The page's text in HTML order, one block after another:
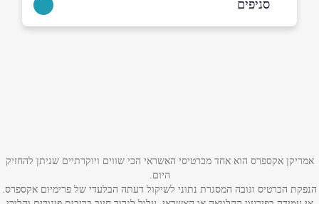
אימייל *
סניפים
אמריקן אקספרס הוא אחד מכרטיסי האשראי הכי שווים ויוקרתיים שניתן להחזיק
היום.
הנפקת הכרטיס וגובה המסגרת נתוני לשיקול דעתה הבלעדי של פרימיום אקספרס.